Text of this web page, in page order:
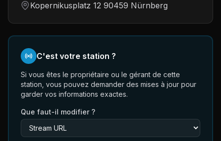
Kopernikusplatz 12 90459 Nürnberg
C'est votre station ?
Si vous êtes le propriétaire ou le gérant de cette
station, vous pouvez demander des mises à jour pour
garder vos informations exactes.
Que faut-il modifier ?